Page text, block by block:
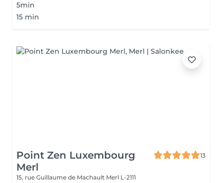
5min
15 min
Point Zen Luxembourg
Merl
13
15, rue Guillaume de Machault Merl L-2111